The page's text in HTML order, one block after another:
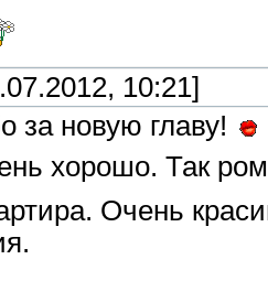
10:21]
за новую главу!
хорошо. Так
Очень